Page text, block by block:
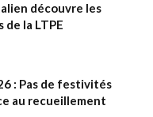
découvre les
de la LTPE
: Pas de festivités
au recueillement